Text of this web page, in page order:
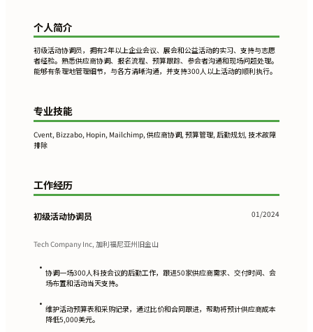
个人简介
初级活动协调员，拥有2年以上企业会议、展会和公益活动的实习、支持与志愿
者经验。熟悉供应商协调、报名流程、预算跟踪、参会者沟通和现场问题处理。
能够有条理地管理细节，与各方清晰沟通，并支持300人以上活动的顺利执行。
专业技能
Cvent, Bizzabo, Hopin, Mailchimp, 供应商协调, 预算管理, 后勤规划, 技术故障
排除
工作经历
初级活动协调员 01/2024
Tech Company Inc, 加利福尼亚州旧金山
• 协调一场300人科技会议的后勤工作，跟进50家供应商需求、交付时间、会
场布置和活动当天支持。
• 维护活动预算表和采购记录，通过比价和合同跟进，帮助将预计供应商成本
降低5,000美元。